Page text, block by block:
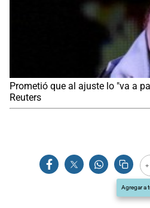
Prometió que al ajuste lo "va a
Reuters
Agregar a